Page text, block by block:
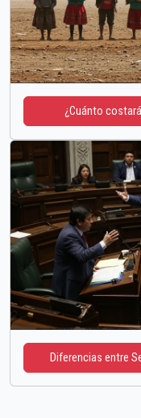
¿Cuánto
Diferencias entre